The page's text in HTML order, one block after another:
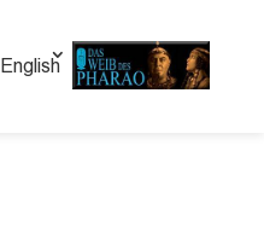
English